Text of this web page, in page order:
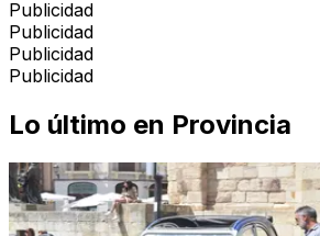
Publicidad
Publicidad
Publicidad
Publicidad
Lo último en Provincia